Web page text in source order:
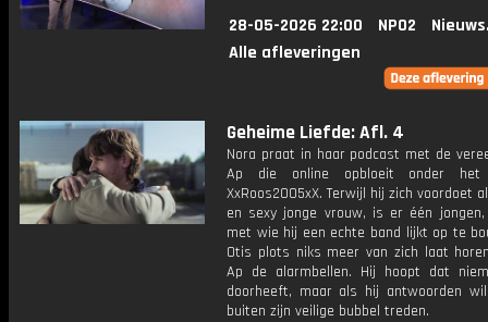
28-05-2026 22:00 NPO2
Alle afleveringen
Geheime Liefde: Afl. 4
Nora praat in haar podcast met de
Ap die online opbloeit onder het
XxRoos2005xX. Terwijl hij zich voordoet
en sexy jonge vrouw, is er één jongen,
met wie hij een echte band lijkt op te
Otis plots niks meer van zich laat
Ap de alarmbellen. Hij hoopt dat
doorheeft, maar als hij antwoorden
buiten zijn veilige bubbel treden.